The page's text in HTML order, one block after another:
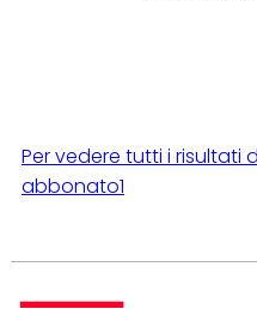
Per vedere tutti i risultati
abbonato1